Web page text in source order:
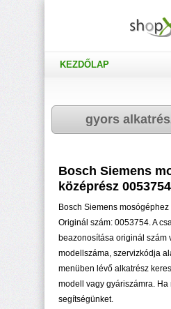
KEZDŐLAP
gyors
Bosch Siemens
középrész 0053754
Bosch Siemens
Originál szám: 0053754. A
beazonosítása originál szám
modellszáma, szervizkódja
menüben lévő alkatrész
modell vagy gyáriszámra.
segítségünket.